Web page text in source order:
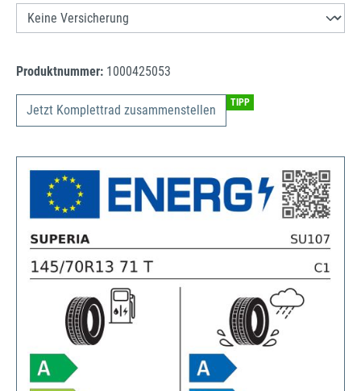
Produktnummer: 1000425053
Jetzt Komplettrad zusammenstellen TIPP